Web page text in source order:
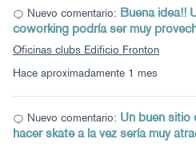
Hace aproximadamente 1 mes
Nuevo comentario: Buena idea!!
coworking podría ser muy
Oficinas clubs Edificio Fronton
Nuevo comentario: Un buen sitio
hacer skate a la vez sería muy